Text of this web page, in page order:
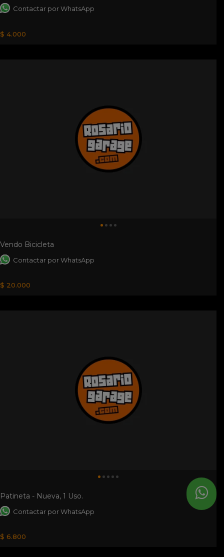
Contactar por WhatsApp
$ 4.000
Vendo Bicicleta
Contactar por WhatsApp
$ 20.000
Patineta - Nueva, 1 Uso.
Contactar por WhatsApp
$ 6.800